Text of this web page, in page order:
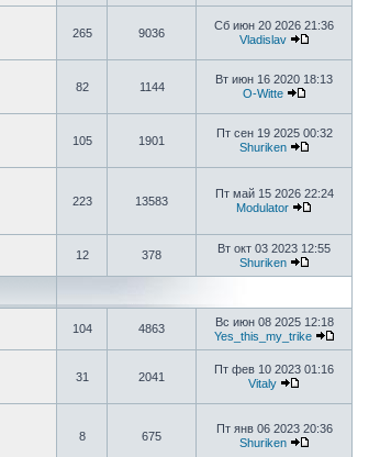
265 9036
Сб июн 20 2026 21:36
Vladislav
82 1144
Вт июн 16 2020 18:13
O-Witte
105 1901
Пт сен 19 2025 00:32
Shuriken
223 13583
Пт май 15 2026 22:24
Modulator
12 378
Вт окт 03 2023 12:55
Shuriken
104 4863
Вс июн 08 2025 12:18
Yes_this_my_trike
31 2041
Пт фев 10 2023 01:16
Vitaly
8 675
Пт янв 06 2023 20:36
Shuriken